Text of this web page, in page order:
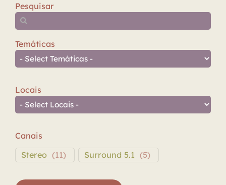
Pesquisar
Temáticas
Locais
Canais
Stereo (11) Surround 5.1 (5)